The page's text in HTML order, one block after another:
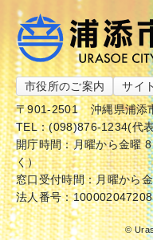
市役所のご案内 サイ
〒901-2501
沖縄県浦添
TEL：(098)876-1234(代
開庁時間：月曜から金曜
く）
窓口受付時間：月曜から
法人番号：
©